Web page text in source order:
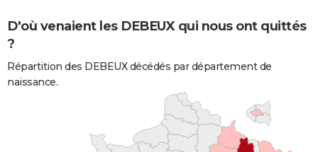
D'où venaient les DEBEUX qui nous ont quittés
?
Répartition des DEBEUX décédés par département de
naissance.